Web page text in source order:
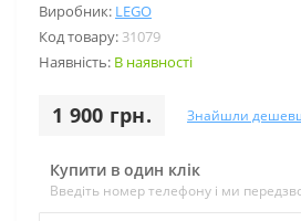
Виробник: LEGO
Код товару: 31079
Наявність: В наявності
1 900 грн. Знайшли
Купити в один клік
Введіть номер телефону і ми